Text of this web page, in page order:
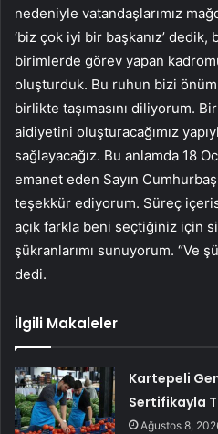
nedeniyle vatandaşlarımız
‘biz çok iyi bir başkanız’ dedik,
birimlerde görev yapan
oluşturduk. Bu ruhun bizi
birlikte taşımasını diliyorum.
aidiyetini oluşturacağımız
sağlayacağız. Bu anlamda 18
emanet eden Sayın
teşekkür ediyorum. Süreç
açık farkla beni seçtiğiniz için
şükranlarımı sunuyorum. “Ve
dedi.
İlgili Makaleler
Kartepeli
Sertifikayla
Ağustos 8,